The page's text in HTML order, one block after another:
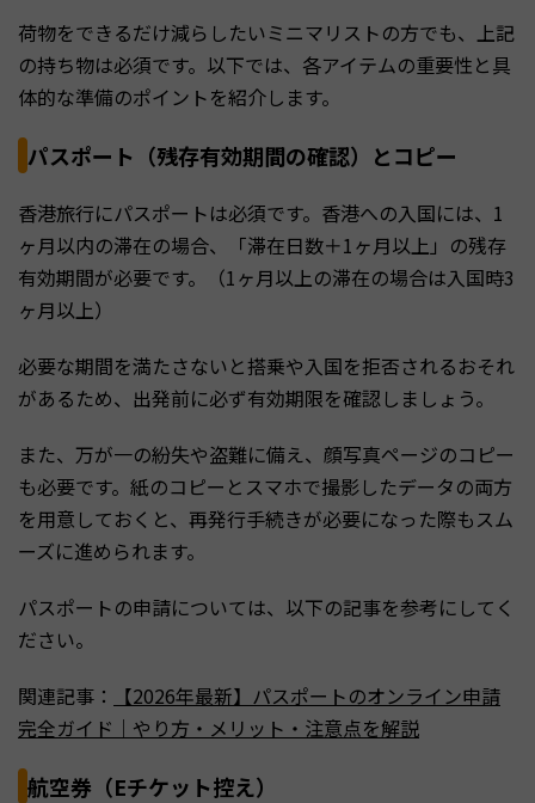
荷物をできるだけ減らしたいミニマリストの方でも、上記
の持ち物は必須です。以下では、各アイテムの重要性と具
体的な準備のポイントを紹介します。
パスポート（残存有効期間の確認）とコピー
香港旅行にパスポートは必須です。香港への入国には、1
ヶ月以内の滞在の場合、「滞在日数＋1ヶ月以上」の残存
有効期間が必要です。（1ヶ月以上の滞在の場合は入国時3
ヶ月以上）
必要な期間を満たさないと搭乗や入国を拒否されるおそれ
があるため、出発前に必ず有効期限を確認しましょう。
また、万が一の紛失や盗難に備え、顔写真ページのコピー
も必要です。紙のコピーとスマホで撮影したデータの両方
を用意しておくと、再発行手続きが必要になった際もスム
ーズに進められます。
パスポートの申請については、以下の記事を参考にしてく
ださい。
関連記事：
​​【2026年最新】パスポートのオンライン申請
完全ガイド｜やり方・メリット・注意点を解説
航空券（Eチケット控え）